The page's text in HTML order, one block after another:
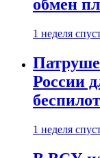
обмен
1 неделя
России
1 неделя